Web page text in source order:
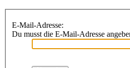
E-Mail-Adresse:
Du musst die E-Mail-Adresse